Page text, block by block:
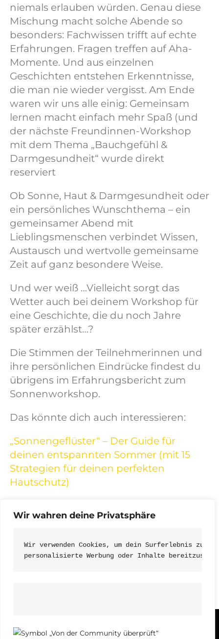
Wir wahren deine Privatsphäre
Wir verwenden Cookies, um dein Surferlebnis zu
personalisierte Werbung oder Inhalte
niemals erlauben würden. Genau diese
Mischung macht solche Abende so
besonders: Fachwissen trifft auf echte
Erfahrungen. Fragen treffen auf Aha-
Momente. Und aus einzelnen
Geschichten entstehen Erkenntnisse,
die man nie wieder vergisst. Am Ende
waren wir uns alle einig: Gemeinsam
lernen macht einfach mehr Spaß (und
der nächste Freundinnen-Workshop
mit dem Thema „Bauchgefühl &
Darmgesundheit“ wurde direkt
reserviert
Ob Sonne, Haut & Darmgesundheit oder
ein persönliches Wunschthema – ein
gemeinsamer Abend mit
Lieblingsmenschen verbindet Wissen,
Austausch und wertvolle gemeinsame
Zeit auf ganz besondere Weise.
Und wer weiß …Vielleicht sorgt das
Wetter auch bei deinem Workshop für
eine Geschichte, die du noch Jahre
später erzählst…?
Die Stimmen der Teilnehmerinnen und
ihre persönlichen Eindrücke findest du
übrigens im Erfahrungsbericht zum
Sonnenworkshop.
Das könnte dich auch interessieren:
„Sonnengeflüster“ – Der Guide für
deinen entspannten Sommer (mit 15
Strategien für deinen perfekten
Hautschutz)
dir dein Freundinnen-Workshop